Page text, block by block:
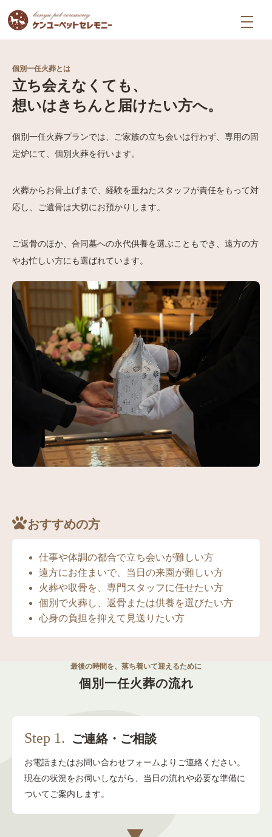
個別一任火葬とは
個別一任火葬とは
立ち会えなくても、
想いはきちんと届けたい方へ。
個別一任火葬プランでは、ご家族の立ち会いは行わず、 専用の固
定炉にて、個別火葬を行います。
火葬からお骨上げまで、 経験を重ねたスタッフが責任をもって対
応し、
ご遺骨は大切にお預かりします。
ご返骨のほか、 合同墓への永代供養を選ぶこともでき、 遠方の方
やお忙しい方にも選ばれています。
おすすめの方
仕事や体調の都合で立ち会いが難しい方
遠方にお住まいで、当日の来園が難しい方
火葬や収骨を、専門スタッフに任せたい方
個別で火葬し、返骨または供養を選びたい方
心身の負担を抑えて見送りたい方
最後の時間を、落ち着いて迎えるために
個別一任火葬の流れ
Step 1. ご連絡・ご相談
お電話またはお問い合わせフォームよりご連絡ください。
現在の状況をお伺いしながら、 当日の流れや必要な準備に
ついてご案内します。